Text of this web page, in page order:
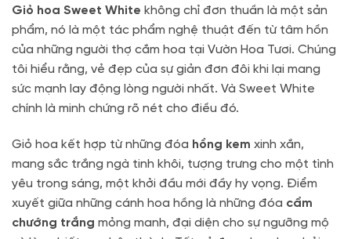
Giỏ hoa Sweet White không chỉ đơn thuần là một sản
phẩm, nó là một tác phẩm nghệ thuật đến từ tâm hồn
của những người thợ cắm hoa tại Vườn Hoa Tươi. Chúng
tôi hiểu rằng, vẻ đẹp của sự giản đơn đôi khi lại mang
sức mạnh lay động lòng người nhất. Và Sweet White
chính là minh chứng rõ nét cho điều đó.
Giỏ hoa kết hợp từ những đóa hồng kem xinh xắn,
mang sắc trắng ngà tinh khôi, tượng trưng cho một tình
yêu trong sáng, một khởi đầu mới đầy hy vọng. Điểm
xuyết giữa những cánh hoa hồng là những đóa cẩm
chướng trắng mỏng manh, đại diện cho sự ngưỡng mộ